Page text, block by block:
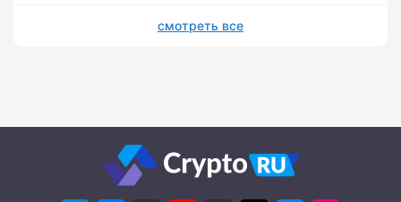
смотреть все